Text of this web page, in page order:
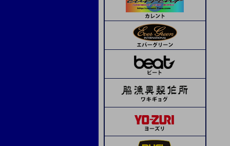
タカ産業
メガバス
下田漁具
ベーシックギア
オリムピック
ブルーニングハーツ
クレイジーオーシャン
ASS
ima
クレイジーオーシャン
ダミキジャパン
ゼスタ
ソルトウォーターボーイズ
ASSジグ
ミヤマエ
フィネス
下田漁具
CB ONE
MCワークス
ジャッカル
スタジオオーシャンマーク
ハヤブサ
beat
オーシャンフリーク
フィネス
リブレ
コモジグ
タカ産業
ゴーへ
Boggy
下田漁具
エバーグリーン
ミヤマエ
ヤマシタ
セイカイコレクション
ヴァンフック
ソウルズ
ドロップカスタム
エイテック
グリス・オイル